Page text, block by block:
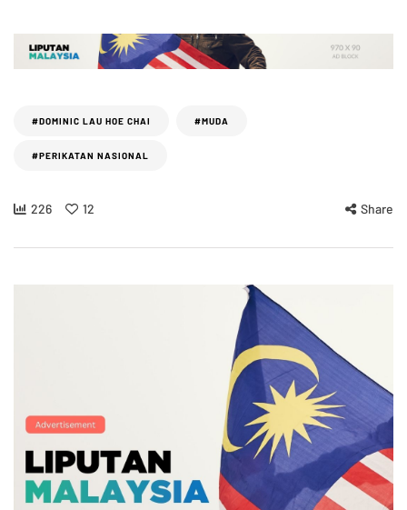
#DOMINIC LAU HOE CHAI #MUDA
#PERIKATAN NASIONAL
226 12 Share